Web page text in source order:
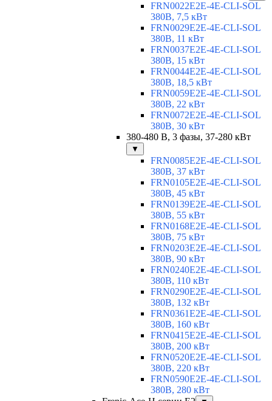
FRN0022E2E-4E-CLI-SOL
380В, 7,5 кВт
FRN0029E2E-4E-CLI-SOL
380В, 11 кВт
FRN0037E2E-4E-CLI-SOL
380В, 15 кВт
FRN0044E2E-4E-CLI-SOL
380В, 18,5 кВт
FRN0059E2E-4E-CLI-SOL
380В, 22 кВт
FRN0072E2E-4E-CLI-SOL
380В, 30 кВт
380-480 В, 3 фазы, 37-280 кВт
▼
FRN0085E2E-4E-CLI-SOL
380В, 37 кВт
FRN0105E2E-4E-CLI-SOL
380В, 45 кВт
FRN0139E2E-4E-CLI-SOL
380В, 55 кВт
FRN0168E2E-4E-CLI-SOL
380В, 75 кВт
FRN0203E2E-4E-CLI-SOL
380В, 90 кВт
FRN0240E2E-4E-CLI-SOL
380В, 110 кВт
FRN0290E2E-4E-CLI-SOL
380В, 132 кВт
FRN0361E2E-4E-CLI-SOL
380В, 160 кВт
FRN0415E2E-4E-CLI-SOL
380В, 200 кВт
FRN0520E2E-4E-CLI-SOL
380В, 220 кВт
FRN0590E2E-4E-CLI-SOL
380В, 280 кВт